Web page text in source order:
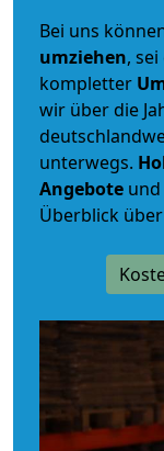
Bei uns
umziehen, sei
kompletter
wir über die
unterwegs.
Angebote
Überblick